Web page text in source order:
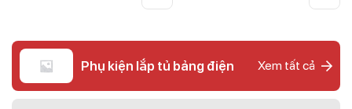
Phụ kiện lắp tủ bảng điện Xem tất cả